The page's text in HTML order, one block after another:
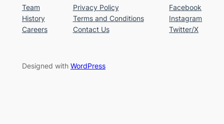
Team
History
Careers
Privacy Policy
Terms and Conditions
Contact Us
Facebook
Instagram
Twitter/X
Designed with WordPress